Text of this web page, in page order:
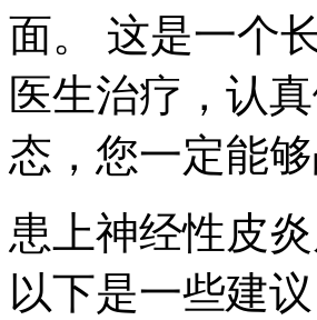
面。 这是一个
医生治疗，认
态，您一定能
患上神经性皮
以下是一些建